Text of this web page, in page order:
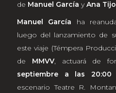
de Manuel García yAna
Manuel García ha
luego del lanzamiento de
este viaje (Témpera
de MMVV, actuará de
septiembre a las 20:00
escenario Teatre R.